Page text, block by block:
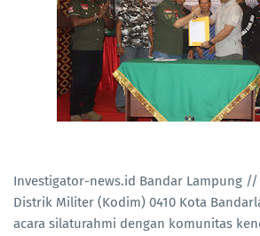
Investigator-news.id Bandar Lampung
Distrik Militer (Kodim) 0410 Kota
acara silaturahmi dengan komunitas